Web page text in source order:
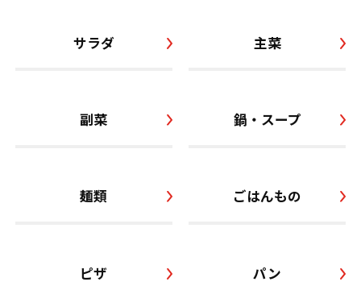
サラダ 主菜
副菜 鍋・スープ
麺類 ごはんもの
ピザ パン